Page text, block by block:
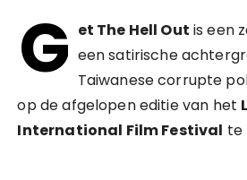
G et The Hell Out is een
een satirische
Taiwanese corrupte
op de afgelopen editie van het
International Film Festival te